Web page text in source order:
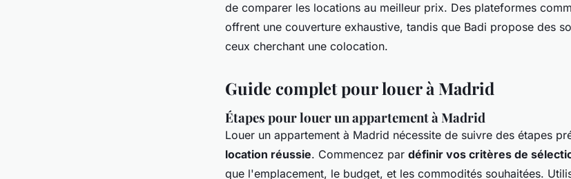
de comparer les locations au meilleur prix. Des plateformes
offrent une couverture exhaustive, tandis que Badi propose des
ceux cherchant une colocation.
Guide complet pour louer à Madrid
Étapes pour louer un appartement à Madrid
Louer un appartement à Madrid nécessite de suivre des étapes
location réussie. Commencez par définir vos critères de
que l'emplacement, le budget, et les commodités souhaitées.